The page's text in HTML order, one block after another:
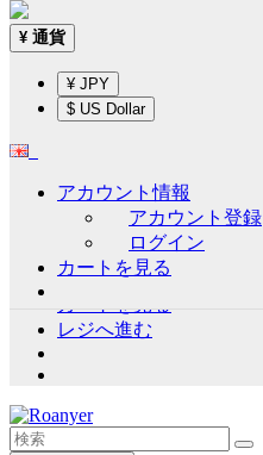
Sign up!
通貨
アカウント情報
アカウント登録
ログイン
ウイッシュリスト (0)
レジへ進む
¥ 通貨
¥ JPY
$ US Dollar
アカウント情報
アカウント登録
ログイン
カートを見る